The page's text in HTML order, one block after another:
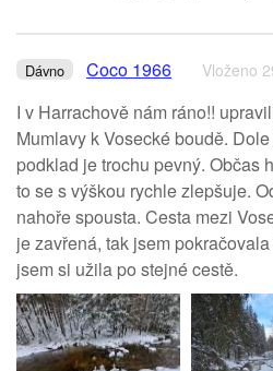
Dávno Coco 1966 Vloženo
I v Harrachově nám ráno!!
Mumlavy k Vosecké boudě.
podklad je trochu pevný. Občas
to se s výškou rychle zlepšuje.
nahoře spousta. Cesta mezi
je zavřená, tak jsem
jsem si užila po stejné cestě.